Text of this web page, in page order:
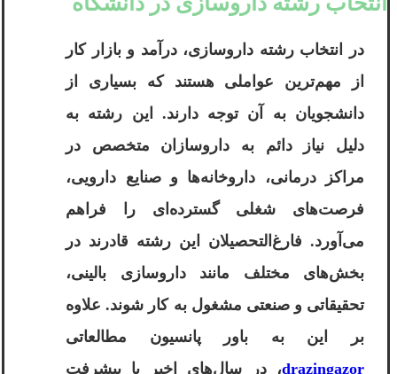
در انتخاب رشته داروسازی، درآمد و بازار کار
از مهم‌ترین عواملی هستند که بسیاری از
دانشجویان به آن توجه دارند. این رشته به
دلیل نیاز دائم به داروسازان متخصص در
مراکز درمانی، داروخانه‌ها و صنایع دارویی،
فرصت‌های شغلی گسترده‌ای را فراهم
می‌آورد. فارغ‌التحصیلان این رشته قادرند در
بخش‌های مختلف مانند داروسازی بالینی،
تحقیقاتی و صنعتی مشغول به کار شوند. علاوه
بر این به باور پانسیون مطالعاتی
drazingazor، در سال‌های اخیر با پیشرفت